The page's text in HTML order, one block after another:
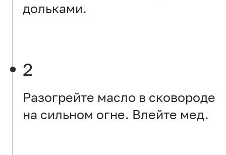
дольками.
2
Разогрейте масло в сковороде
на сильном огне. Влейте мед.